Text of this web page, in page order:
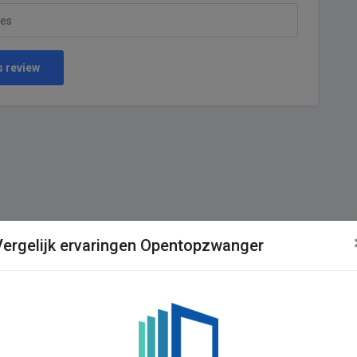
review
ervaringen Opentopzwanger